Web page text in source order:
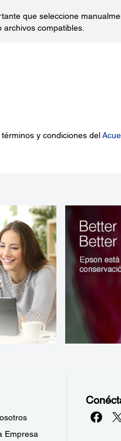
que seleccione
compatibles.
y condiciones del
Empresa